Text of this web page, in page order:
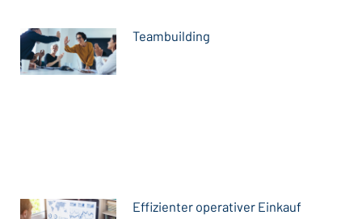
Teambuilding
Effizienter operativer Einkauf